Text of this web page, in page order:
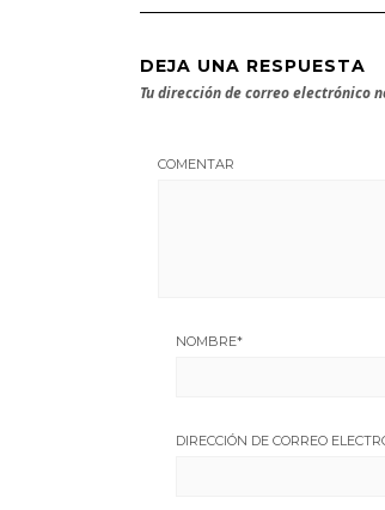
DEJA UNA RESPUESTA
Tu dirección de correo electrónico
COMENTAR
NOMBRE*
DIRECCIÓN DE CORREO